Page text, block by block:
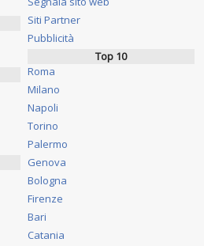
Siti Partner
Pubblicità
Top 10
Roma
Milano
Napoli
Torino
Palermo
Genova
Bologna
Firenze
Bari
Catania